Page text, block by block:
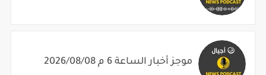
موجز أخبار الساعة 6 م 2026/08/08